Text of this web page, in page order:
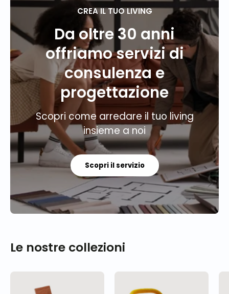
CREA IL TUO LIVING
Da oltre 30 anni
offriamo servizi di
consulenza e
progettazione
Scopri come arredare il tuo living
insieme a noi
Scopri il servizio
Le nostre collezioni